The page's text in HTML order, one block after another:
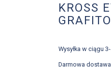
KROSS
Wysyłka w ciągu
Darmowa